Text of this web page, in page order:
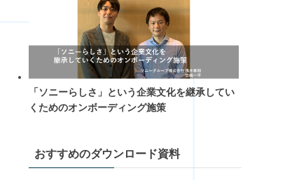
「ソニーらしさ」という企業文化を継承してい
くためのオンボーディング施策
おすすめのダウンロード資料